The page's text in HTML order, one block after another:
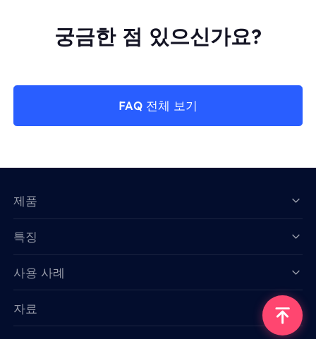
궁금한 점 있으신가요?
FAQ 전체 보기
제품
특징
사용 사례
자료